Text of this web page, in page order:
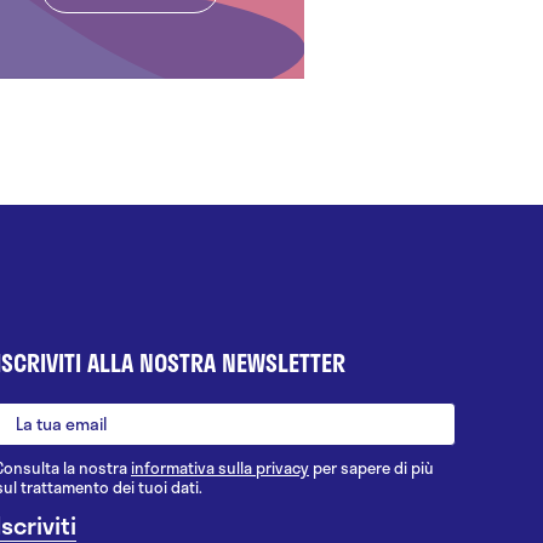
ALLA NOSTRA NEWSLETTER
la nostrainformativa sulla privacy per sapere di più
trattamento dei tuoi dati.